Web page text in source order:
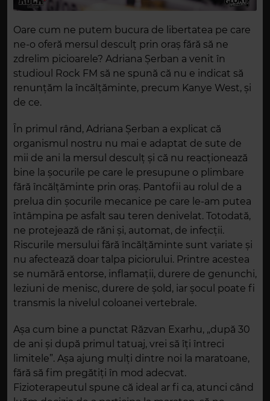
Oare cum ne putem bucura de libertatea pe care
ne-o oferă mersul desculț prin oraș fără să ne
zdrelim picioarele? Adriana Șerban a venit în
studioul Rock FM să ne spună că nu e indicat să
renunțăm la încălțăminte, precum Kanye West, și
de ce.
În primul rând, Adriana Șerban a explicat că
organismul nostru nu mai e adaptat de sute de
mii de ani la mersul desculț și că nu reacționează
bine la șocurile pe care le presupune o plimbare
fără încălțăminte prin oraș. Pantofii au rolul de a
prelua din șocurile mecanice pe care le-am putea
întâmpina pe asfalt sau teren denivelat. Totodată,
ne protejează de răni și, automat, de infecții.
Riscurile mersului fără încălțăminte sunt variate și
nu afectează doar talpa piciorului. Printre acestea
se numără entorse, inflamații, durere de genunchi,
leziuni de menisc, durere de șold, iar șocul poate fi
transmis la nivelul coloanei vertebrale.
Așa cum bine a punctat Răzvan Exarhu, „după 30
de ani și după primul tatuaj, vrei să îți întreci
limitele”. Așa ajung mulți dintre noi la maratoane,
fără să fim pregătiți în mod adecvat.
Fizioterapeutul spune că ideal ar fi ca, atunci când